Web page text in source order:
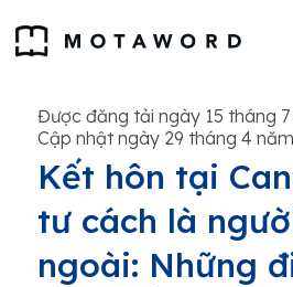
Được đăng tải ngày 15 tháng
Cập nhật ngày 29 tháng 4
Kết hôn tại
tư cách là
ngoài: Những